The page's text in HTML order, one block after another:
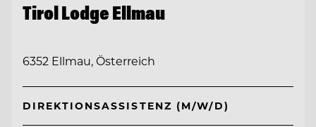
Tirol Lodge Ellmau
6352 Ellmau, Österreich
DIREKTIONSASSISTENZ (M/W/D)